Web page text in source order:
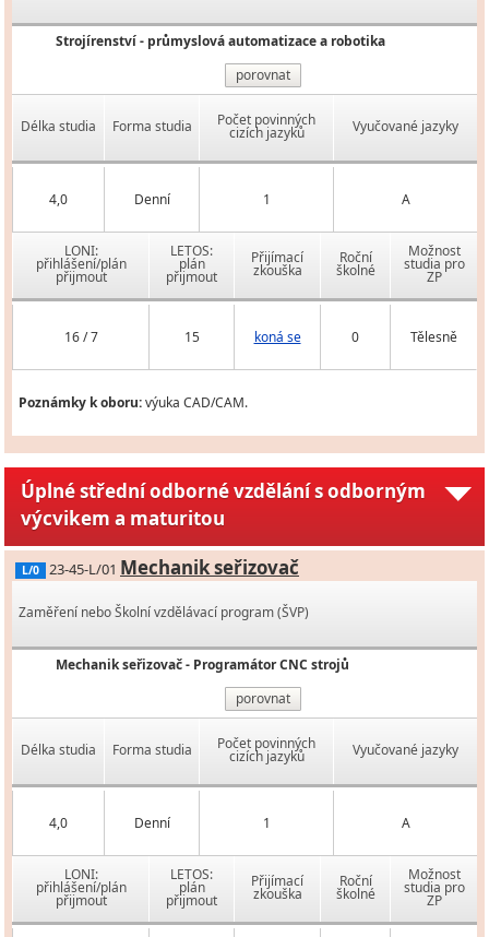
Strojírenství - průmyslová automatizace a robotika
porovnat
Délka studia Forma studia Počet povinných
cizích jazyků Vyučované jazyky
4,0 Denní 1 A
LONI:
přihlášení/plán
přijmout
LETOS:
plán
přijmout
Přijímací
zkouška
Roční
školné
Možnost
studia pro
ZP
16 / 7 15 koná se 0 Tělesně
Poznámky k oboru:výuka CAD/CAM.
Úplné střední odborné vzdělání s odborným
výcvikem a maturitou
L/0 23-45-L/01 Mechanik seřizovač
Zaměření nebo Školní vzdělávací program (ŠVP)
Mechanik seřizovač - Programátor CNC strojů
porovnat
Délka studia Forma studia Počet povinných
cizích jazyků Vyučované jazyky
4,0 Denní 1 A
LONI:
přihlášení/plán
přijmout
LETOS:
plán
přijmout
Přijímací
zkouška
Roční
školné
Možnost
studia pro
ZP